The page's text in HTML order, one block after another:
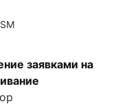
услуг
управления
персоналом
зачем и как
служба
службы поддержки,
заявками на